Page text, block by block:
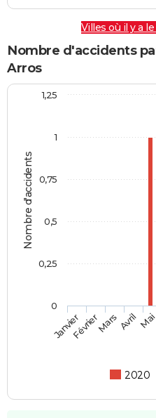
Villes où il y a
Nombre d'accidents
Arros
Nombre d'accidents
2020
JanvierFévrierMars AvrilMai
0
1
0,25
0,5
0,75
1,25